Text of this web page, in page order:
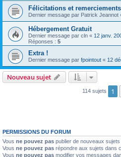
Félicitations et remerciements
Dernier message par Patrick Jeannot
Hébergement Gratuit
Dernier message par cln « 12 janv.
Réponses : 5
Extra !
Dernier message par fpointout « 12
Nouveau sujet
114 sujets 1
PERMISSIONS DU FORUM
Vous ne pouvez pas publier de nouveaux
Vous ne pouvez pas répondre aux sujets dans
Vous ne pouvez pas modifier vos messages